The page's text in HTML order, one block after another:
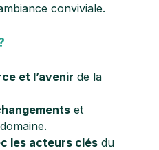
conviviale.
et l’avenir de la
et
les acteurs clés du